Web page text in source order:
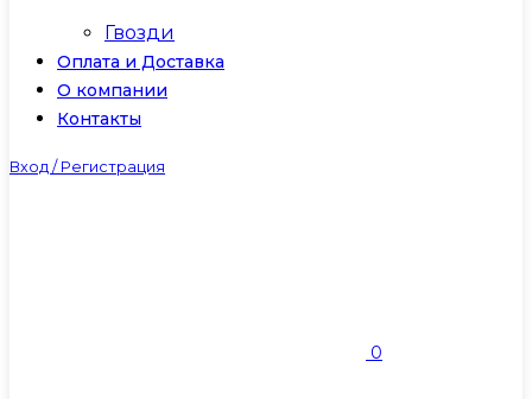
Гвозди
Оплата и Доставка
О компании
Контакты
Вход / Регистрация
0